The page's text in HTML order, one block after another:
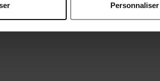
Personnaliser